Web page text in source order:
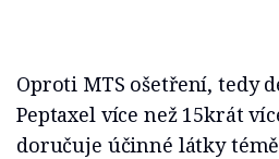
Oproti MTS ošetření, tedy
Peptaxel více než 15krát
doručuje účinné látky